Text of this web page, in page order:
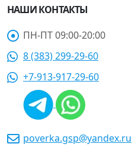
НАШИ КОНТАКТЫ
ПН-ПТ 09:00-20:00
8 (383) 299-29-60
+7-913-917-29-60
poverka.gsp@yandex.ru